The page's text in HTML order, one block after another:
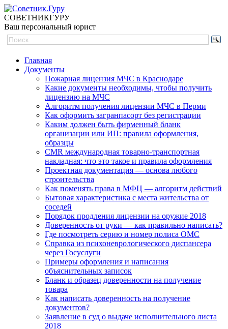
СОВЕТНИКГУРУ
Ваш персональный юрист
Главная
Документы
Пожарная лицензия МЧС в Краснодаре
Какие документы необходимы, чтобы получить
лицензию на МЧС
Алгоритм получения лицензии МЧС в Перми
Как оформить загранпасорт без регистрации
Каким должен быть фирменный бланк
организации или ИП: правила оформления,
образцы
CMR международная товарно-транспортная
накладная: что это такое и правила оформления
Проектная документация — основа любого
строительства
Как поменять права в МФЦ — алгоритм действий
Бытовая характеристика с места жительства от
соседей
Порядок продления лицензии на оружие 2018
Доверенность от руки — как правильно написать?
Где посмотреть серию и номер полиса ОМС
Справка из психоневрологического диспансера
через Госуслуги
Примеры оформления и написания
объяснительных записок
Бланк и образец доверенности на получение
товара
Как написать доверенность на получение
документов?
Заявление в суд о выдаче исполнительного листа
2018